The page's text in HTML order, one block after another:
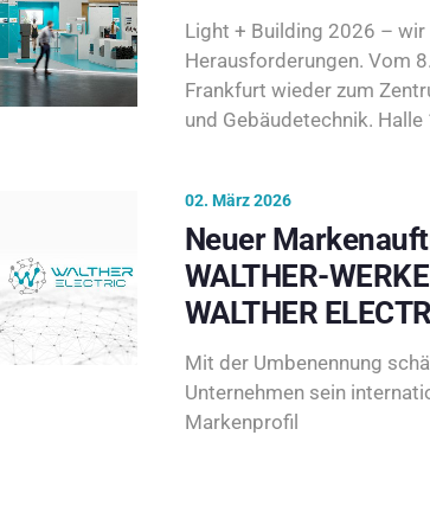
Light + Building 2026 –
Herausforderungen. Vom
Frankfurt wieder zum
und Gebäudetechnik. Halle
02. März 2026
Neuer
WALTHER-
WALTHER
Mit der Umbenennung
Unternehmen sein
Markenprofil